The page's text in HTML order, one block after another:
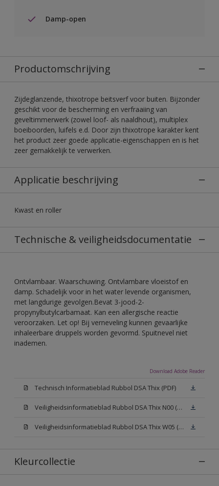
Damp-open
Productomschrijving
Zijdeglanzende, thixotrope beitsverf voor buiten. Bijzonder
geschikt voor de bescherming en verfraaiing van
geveltimmerwerk (zowel loof- als naaldhout), multiplex
boeiboorden, luifels e.d. Door zijn thixotrope karakter kent
het product zeer goede applicatie-eigenschappen en is het
zeer gemakkelijk te verwerken.
Applicatie beschrijving
Kwast en roller
Technische & veiligheidsdocumentatie
Ontvlambaar. Waarschuwing. Ontvlambare vloeistof en
damp. Schadelijk voor in het water levende organismen,
met langdurige gevolgen.Bevat 3-jood-2-
propynylbutylcarbamaat. Kan een allergische reactie
veroorzaken. Let op! Bij verneveling kunnen gevaarlijke
inhaleerbare druppels worden gevormd. Spuitnevel niet
inademen.
Download Adobe Reader
Technisch Informatieblad Rubbol DSA Thix (PDF)
Veiligheidsinformatieblad Rubbol DSA Thix N00 (MSDS)
Veiligheidsinformatieblad Rubbol DSA Thix W05 (MSDS)
Kleurcollectie